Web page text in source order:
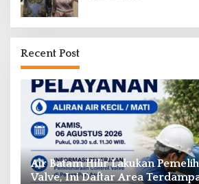
Recent Post
Air Batam Hilir Lakukan
Valve, Ini Daftar Area